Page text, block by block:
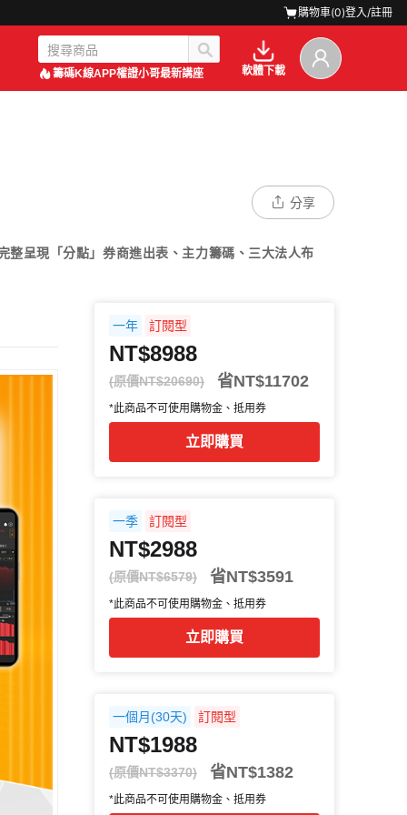
購物車(0)登入/註冊
籌碼K線APP權證小哥最新講座 軟體下載
分享
呈現「分點」券商進出表、主力籌碼、三大法人布
一年 訂閱型
NT$8988
(原價NT$20690) 省NT$11702
*此商品不可使用購物金、抵用券
立即購買
一季 訂閱型
NT$2988
(原價NT$6579) 省NT$3591
*此商品不可使用購物金、抵用券
立即購買
一個月(30天) 訂閱型
NT$1988
(原價NT$3370) 省NT$1382
*此商品不可使用購物金、抵用券